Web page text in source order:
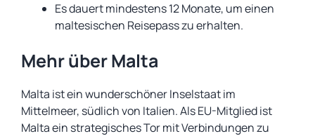
Es dauert mindestens 12 Monate, um einen
maltesischen Reisepass zu erhalten.
Mehr über Malta
Malta ist ein wunderschöner Inselstaat im
Mittelmeer, südlich von Italien. Als EU-Mitglied ist
Malta ein strategisches Tor mit Verbindungen zu